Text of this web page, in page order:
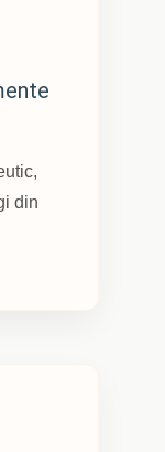
din